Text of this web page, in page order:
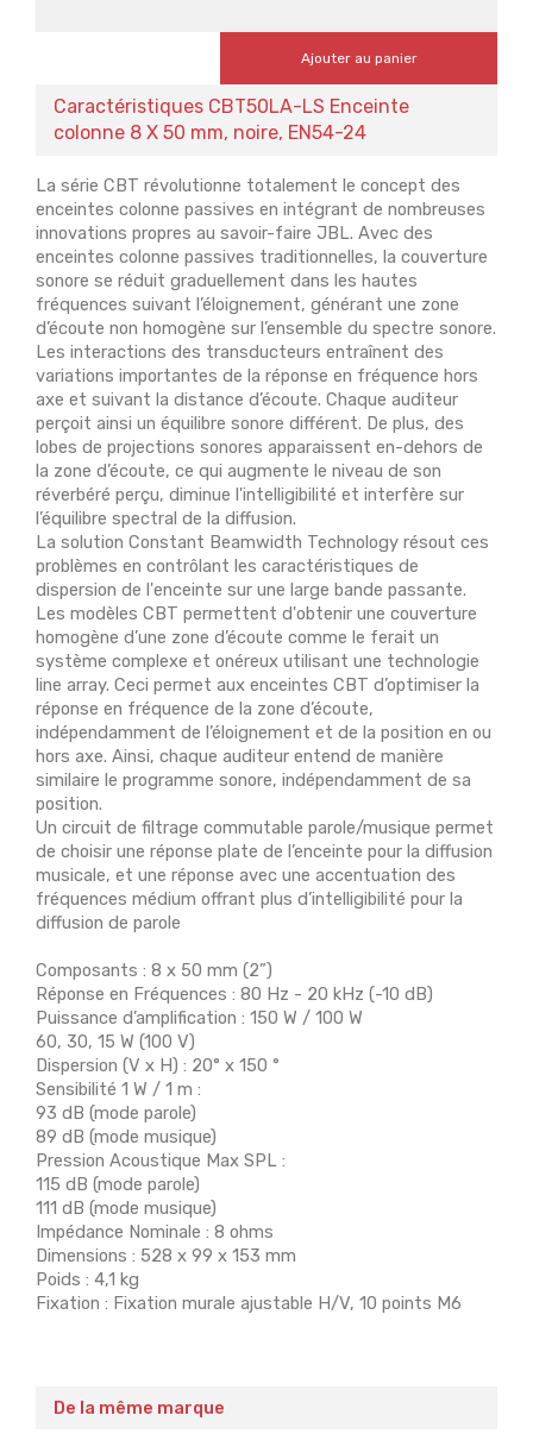
Ajouter au panier
Caractéristiques CBT50LA-LS Enceinte
colonne 8 X 50 mm, noire, EN54-24
La série CBT révolutionne totalement le concept des
enceintes colonne passives en intégrant de nombreuses
innovations propres au savoir-faire JBL. Avec des
enceintes colonne passives traditionnelles, la couverture
sonore se réduit graduellement dans les hautes
fréquences suivant l’éloignement, générant une zone
d’écoute non homogène sur l’ensemble du spectre sonore.
Les interactions des transducteurs entraînent des
variations importantes de la réponse en fréquence hors
axe et suivant la distance d’écoute. Chaque auditeur
perçoit ainsi un équilibre sonore différent. De plus, des
lobes de projections sonores apparaissent en-dehors de
la zone d’écoute, ce qui augmente le niveau de son
réverbéré perçu, diminue l'intelligibilité et interfère sur
l’équilibre spectral de la diffusion.
La solution Constant Beamwidth Technology résout ces
problèmes en contrôlant les caractéristiques de
dispersion de l'enceinte sur une large bande passante.
Les modèles CBT permettent d'obtenir une couverture
homogène d’une zone d’écoute comme le ferait un
système complexe et onéreux utilisant une technologie
line array. Ceci permet aux enceintes CBT d’optimiser la
réponse en fréquence de la zone d’écoute,
indépendamment de l’éloignement et de la position en ou
hors axe. Ainsi, chaque auditeur entend de manière
similaire le programme sonore, indépendamment de sa
position.
Un circuit de filtrage commutable parole/musique permet
de choisir une réponse plate de l’enceinte pour la diffusion
musicale, et une réponse avec une accentuation des
fréquences médium offrant plus d’intelligibilité pour la
diffusion de parole
Composants : 8 x 50 mm (2”)
Réponse en Fréquences : 80 Hz - 20 kHz (-10 dB)
Puissance d’amplification : 150 W / 100 W
60, 30, 15 W (100 V)
Dispersion (V x H) : 20° x 150 °
Sensibilité 1 W / 1 m :
93 dB (mode parole)
89 dB (mode musique)
Pression Acoustique Max SPL :
115 dB (mode parole)
111 dB (mode musique)
Impédance Nominale : 8 ohms
Dimensions : 528 x 99 x 153 mm
Poids : 4,1 kg
Fixation : Fixation murale ajustable H/V, 10 points M6
De la même marque